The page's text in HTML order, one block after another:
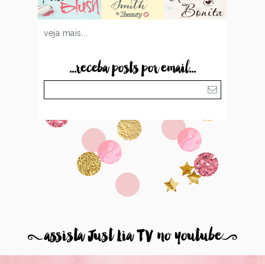
veja mais...
...receba posts por email...
8assista Just Lia TV no youtube9